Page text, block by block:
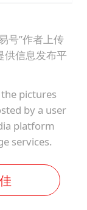
号”作者上传
供信息发布平
pictures
by a user
platform
services.